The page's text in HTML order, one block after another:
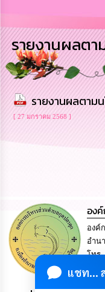
เสริม
ความ
โปร่งใส
การ
จัด
ซื้อ
จัด
จ้าง
นโยบาย
No
Gift
Policy
รายงานผลตา
รายงานผลตาม
[ 27 มกราคม 2568 ]
แชท...
อง
องค์
อำน
โทร.